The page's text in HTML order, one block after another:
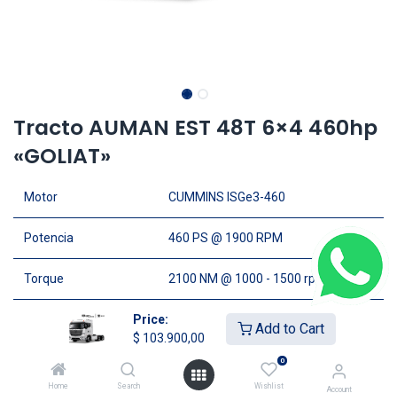
Price:
$ 103.900,00
Add to Cart
Home Search
0
Wishlist Account
Tracto AUMAN EST 48T 6×4 460hp
«GOLIAT»
Motor CUMMINS ISGe3-460
Potencia 460 PS @ 1900 RPM
Torque 2100 NM @ 1000 - 1500 rpm
Transmision Hidraúlica, asistida ZF
Cabina Techo alto con A/C & Calefacción